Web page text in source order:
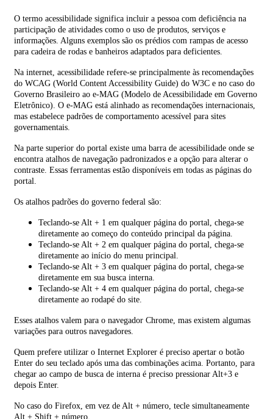
O termo acessibilidade significa incluir a pessoa com deficiência na
participação de atividades como o uso de produtos, serviços e
informações. Alguns exemplos são os prédios com rampas de acesso
para cadeira de rodas e banheiros adaptados para deficientes.
Na internet, acessibilidade refere-se principalmente às recomendações
do WCAG (World Content Accessibility Guide) do W3C e no caso do
Governo Brasileiro ao e-MAG (Modelo de Acessibilidade em Governo
Eletrônico). O e-MAG está alinhado as recomendações internacionais,
mas estabelece padrões de comportamento acessível para sites
governamentais.
Na parte superior do portal existe uma barra de acessibilidade onde se
encontra atalhos de navegação padronizados e a opção para alterar o
contraste. Essas ferramentas estão disponíveis em todas as páginas do
portal.
Os atalhos padrões do governo federal são:
Teclando-se Alt + 1 em qualquer página do portal, chega-se
diretamente ao começo do conteúdo principal da página.
Teclando-se Alt + 2 em qualquer página do portal, chega-se
diretamente ao início do menu principal.
Teclando-se Alt + 3 em qualquer página do portal, chega-se
diretamente em sua busca interna.
Teclando-se Alt + 4 em qualquer página do portal, chega-se
diretamente ao rodapé do site.
Esses atalhos valem para o navegador Chrome, mas existem algumas
variações para outros navegadores.
Quem prefere utilizar o Internet Explorer é preciso apertar o botão
Enter do seu teclado após uma das combinações acima. Portanto, para
chegar ao campo de busca de interna é preciso pressionar Alt+3 e
depois Enter.
No caso do Firefox, em vez de Alt + número, tecle simultaneamente
Alt + Shift + número.